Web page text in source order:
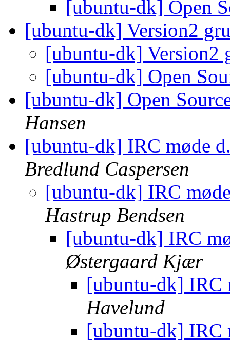
[ubuntu-dk] Open
[ubuntu-dk] Version2
[ubuntu-dk] Version2
[ubuntu-dk] Open
[ubuntu-dk] Open
Hansen
[ubuntu-dk] IRC møde
Bredlund Caspersen
[ubuntu-dk] IRC
Hastrup Bendsen
[ubuntu-dk] IRC
Østergaard Kjær
[ubuntu-dk] IRC
Havelund
[ubuntu-dk] IRC